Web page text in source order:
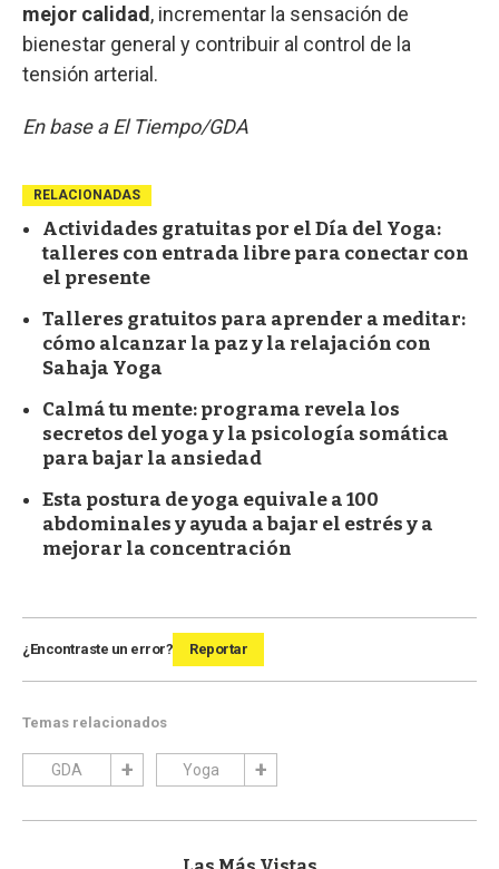
mejor calidad , incrementar la sensación de
bienestar general y contribuir al control de la
tensión arterial.
En base a El Tiempo/GDA
RELACIONADAS
Actividades gratuitas por el Día del Yoga:
talleres con entrada libre para conectar con
el presente
Talleres gratuitos para aprender a meditar:
cómo alcanzar la paz y la relajación con
Sahaja Yoga
Calmá tu mente: programa revela los
secretos del yoga y la psicología somática
para bajar la ansiedad
Esta postura de yoga equivale a 100
abdominales y ayuda a bajar el estrés y a
mejorar la concentración
¿Encontraste un error? Reportar
Temas relacionados
GDA Yoga